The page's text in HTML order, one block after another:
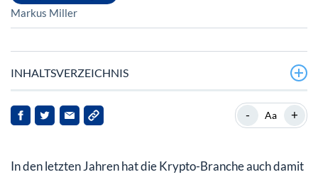
Markus Miller
INHALTSVERZEICHNIS
Die Top 5 der Krypto-Fan-Token
#2: SSC Neapel (NAP)
- Aa +
In den letzten Jahren hat die Krypto-Branche auch damit